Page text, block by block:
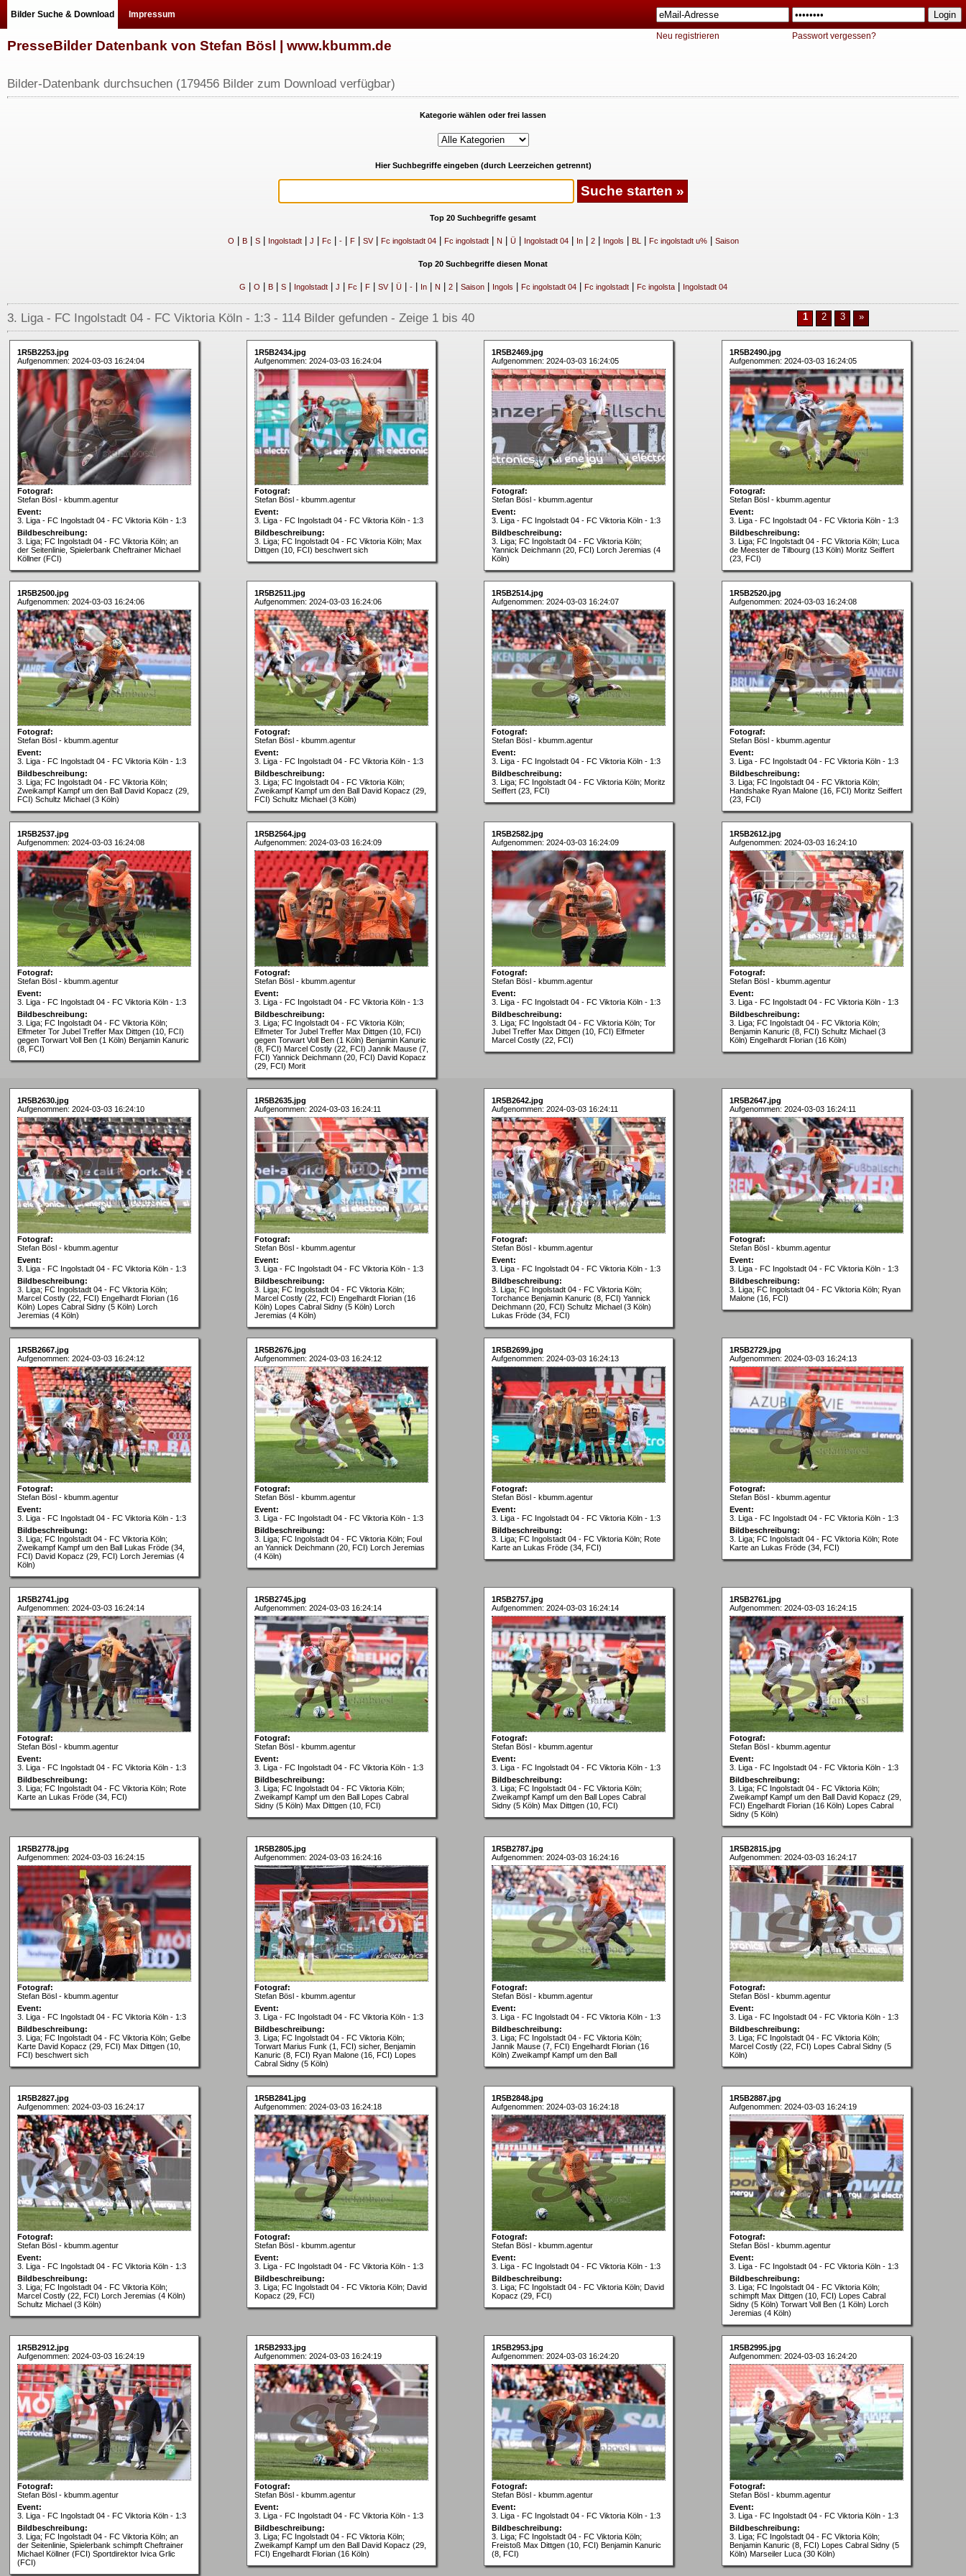
Bilder Suche & Download Impressum
Neu registrieren Passwort vergessen?
PresseBilder Datenbank von Stefan Bösl | www.kbumm.de
Bilder-Datenbank durchsuchen (179456 Bilder zum Download verfügbar)
Kategorie wählen oder frei lassen
Hier Suchbegriffe eingeben (durch Leerzeichen getrennt)
Top 20 Suchbegriffe gesamt
O B| S| Ingolstadt| J Fc -| F| SV| Fc ingolstadt 04| Fc ingolstadt| N Ü Ingolstadt 04| In| 2| Ingols BL | Fc ingolstadt u%| Saison
Top 20 Suchbegriffe diesen Monat
G O B| S| Ingolstadt| J Fc F| SV| Ü| -| In| N 2| Saison| Ingols Fc ingolstadt 04| Fc ingolstadt| Fc ingolsta| Ingolstadt 04
3. Liga - FC Ingolstadt 04 - FC Viktoria Köln - 1:3 - 114 Bilder gefunden - Zeige 1 bis 40 1 2 3 »
1R5B2253.jpg
Aufgenommen: 2024-03-03 16:24:04
Fotograf:
Stefan Bösl - kbumm.agentur
Event:
3. Liga - FC Ingolstadt 04 - FC Viktoria Köln - 1:3
Bildbeschreibung:
3. Liga; FC Ingolstadt 04 - FC Viktoria Köln; an
der Seitenlinie, Spielerbank Cheftrainer Michael
Köllner (FCI)
1R5B2434.jpg
Aufgenommen: 2024-03-03 16:24:04
Fotograf:
Stefan Bösl - kbumm.agentur
Event:
3. Liga - FC Ingolstadt 04 - FC Viktoria Köln - 1:3
Bildbeschreibung:
3. Liga; FC Ingolstadt 04 - FC Viktoria Köln; Max
Dittgen (10, FCI) beschwert sich
1R5B2469.jpg
Aufgenommen: 2024-03-03 16:24:05
Fotograf:
Stefan Bösl - kbumm.agentur
Event:
3. Liga - FC Ingolstadt 04 - FC Viktoria Köln - 1:3
Bildbeschreibung:
3. Liga; FC Ingolstadt 04 - FC Viktoria Köln;
Yannick Deichmann (20, FCI) Lorch Jeremias (4
Köln)
1R5B2490.jpg
Aufgenommen: 2024-03-03 16:24:05
Fotograf:
Stefan Bösl - kbumm.agentur
Event:
3. Liga - FC Ingolstadt 04 - FC Viktoria Köln - 1:3
Bildbeschreibung:
3. Liga; FC Ingolstadt 04 - FC Viktoria Köln; Luca
de Meester de Tilbourg (13 Köln) Moritz Seiffert
(23, FCI)
1R5B2500.jpg
Aufgenommen: 2024-03-03 16:24:06
Fotograf:
Stefan Bösl - kbumm.agentur
Event:
3. Liga - FC Ingolstadt 04 - FC Viktoria Köln - 1:3
Bildbeschreibung:
3. Liga; FC Ingolstadt 04 - FC Viktoria Köln;
Zweikampf Kampf um den Ball David Kopacz (29,
FCI) Schultz Michael (3 Köln)
1R5B2511.jpg
Aufgenommen: 2024-03-03 16:24:06
Fotograf:
Stefan Bösl - kbumm.agentur
Event:
3. Liga - FC Ingolstadt 04 - FC Viktoria Köln - 1:3
Bildbeschreibung:
3. Liga; FC Ingolstadt 04 - FC Viktoria Köln;
Zweikampf Kampf um den Ball David Kopacz (29,
FCI) Schultz Michael (3 Köln)
1R5B2514.jpg
Aufgenommen: 2024-03-03 16:24:07
Fotograf:
Stefan Bösl - kbumm.agentur
Event:
3. Liga - FC Ingolstadt 04 - FC Viktoria Köln - 1:3
Bildbeschreibung:
3. Liga; FC Ingolstadt 04 - FC Viktoria Köln; Moritz
Seiffert (23, FCI)
1R5B2520.jpg
Aufgenommen: 2024-03-03 16:24:08
Fotograf:
Stefan Bösl - kbumm.agentur
Event:
3. Liga - FC Ingolstadt 04 - FC Viktoria Köln - 1:3
Bildbeschreibung:
3. Liga; FC Ingolstadt 04 - FC Viktoria Köln;
Handshake Ryan Malone (16, FCI) Moritz Seiffert
(23, FCI)
1R5B2537.jpg
Aufgenommen: 2024-03-03 16:24:08
Fotograf:
Stefan Bösl - kbumm.agentur
Event:
3. Liga - FC Ingolstadt 04 - FC Viktoria Köln - 1:3
Bildbeschreibung:
3. Liga; FC Ingolstadt 04 - FC Viktoria Köln;
Elfmeter Tor Jubel Treffer Max Dittgen (10, FCI)
gegen Torwart Voll Ben (1 Köln) Benjamin Kanuric
(8, FCI)
1R5B2564.jpg
Aufgenommen: 2024-03-03 16:24:09
Fotograf:
Stefan Bösl - kbumm.agentur
Event:
3. Liga - FC Ingolstadt 04 - FC Viktoria Köln - 1:3
Bildbeschreibung:
3. Liga; FC Ingolstadt 04 - FC Viktoria Köln;
Elfmeter Tor Jubel Treffer Max Dittgen (10, FCI)
gegen Torwart Voll Ben (1 Köln) Benjamin Kanuric
(8, FCI) Marcel Costly (22, FCI) Jannik Mause (7,
FCI) Yannick Deichmann (20, FCI) David Kopacz
(29, FCI) Morit
1R5B2582.jpg
Aufgenommen: 2024-03-03 16:24:09
Fotograf:
Stefan Bösl - kbumm.agentur
Event:
3. Liga - FC Ingolstadt 04 - FC Viktoria Köln - 1:3
Bildbeschreibung:
3. Liga; FC Ingolstadt 04 - FC Viktoria Köln; Tor
Jubel Treffer Max Dittgen (10, FCI) Elfmeter
Marcel Costly (22, FCI)
1R5B2612.jpg
Aufgenommen: 2024-03-03 16:24:10
Fotograf:
Stefan Bösl - kbumm.agentur
Event:
3. Liga - FC Ingolstadt 04 - FC Viktoria Köln - 1:3
Bildbeschreibung:
3. Liga; FC Ingolstadt 04 - FC Viktoria Köln;
Benjamin Kanuric (8, FCI) Schultz Michael (3
Köln) Engelhardt Florian (16 Köln)
1R5B2630.jpg
Aufgenommen: 2024-03-03 16:24:10
Fotograf:
Stefan Bösl - kbumm.agentur
Event:
3. Liga - FC Ingolstadt 04 - FC Viktoria Köln - 1:3
Bildbeschreibung:
3. Liga; FC Ingolstadt 04 - FC Viktoria Köln;
Marcel Costly (22, FCI) Engelhardt Florian (16
Köln) Lopes Cabral Sidny (5 Köln) Lorch
Jeremias (4 Köln)
1R5B2635.jpg
Aufgenommen: 2024-03-03 16:24:11
Fotograf:
Stefan Bösl - kbumm.agentur
Event:
3. Liga - FC Ingolstadt 04 - FC Viktoria Köln - 1:3
Bildbeschreibung:
3. Liga; FC Ingolstadt 04 - FC Viktoria Köln;
Marcel Costly (22, FCI) Engelhardt Florian (16
Köln) Lopes Cabral Sidny (5 Köln) Lorch
Jeremias (4 Köln)
1R5B2642.jpg
Aufgenommen: 2024-03-03 16:24:11
Fotograf:
Stefan Bösl - kbumm.agentur
Event:
3. Liga - FC Ingolstadt 04 - FC Viktoria Köln - 1:3
Bildbeschreibung:
3. Liga; FC Ingolstadt 04 - FC Viktoria Köln;
Torchance Benjamin Kanuric (8, FCI) Yannick
Deichmann (20, FCI) Schultz Michael (3 Köln)
Lukas Fröde (34, FCI)
1R5B2647.jpg
Aufgenommen: 2024-03-03 16:24:11
Fotograf:
Stefan Bösl - kbumm.agentur
Event:
3. Liga - FC Ingolstadt 04 - FC Viktoria Köln - 1:3
Bildbeschreibung:
3. Liga; FC Ingolstadt 04 - FC Viktoria Köln; Ryan
Malone (16, FCI)
1R5B2667.jpg
Aufgenommen: 2024-03-03 16:24:12
Fotograf:
Stefan Bösl - kbumm.agentur
Event:
3. Liga - FC Ingolstadt 04 - FC Viktoria Köln - 1:3
Bildbeschreibung:
3. Liga; FC Ingolstadt 04 - FC Viktoria Köln;
Zweikampf Kampf um den Ball Lukas Fröde (34,
FCI) David Kopacz (29, FCI) Lorch Jeremias (4
Köln)
1R5B2676.jpg
Aufgenommen: 2024-03-03 16:24:12
Fotograf:
Stefan Bösl - kbumm.agentur
Event:
3. Liga - FC Ingolstadt 04 - FC Viktoria Köln - 1:3
Bildbeschreibung:
3. Liga; FC Ingolstadt 04 - FC Viktoria Köln; Foul
an Yannick Deichmann (20, FCI) Lorch Jeremias
(4 Köln)
1R5B2699.jpg
Aufgenommen: 2024-03-03 16:24:13
Fotograf:
Stefan Bösl - kbumm.agentur
Event:
3. Liga - FC Ingolstadt 04 - FC Viktoria Köln - 1:3
Bildbeschreibung:
3. Liga; FC Ingolstadt 04 - FC Viktoria Köln; Rote
Karte an Lukas Fröde (34, FCI)
1R5B2729.jpg
Aufgenommen: 2024-03-03 16:24:13
Fotograf:
Stefan Bösl - kbumm.agentur
Event:
3. Liga - FC Ingolstadt 04 - FC Viktoria Köln - 1:3
Bildbeschreibung:
3. Liga; FC Ingolstadt 04 - FC Viktoria Köln; Rote
Karte an Lukas Fröde (34, FCI)
1R5B2741.jpg
Aufgenommen: 2024-03-03 16:24:14
Fotograf:
Stefan Bösl - kbumm.agentur
Event:
3. Liga - FC Ingolstadt 04 - FC Viktoria Köln - 1:3
Bildbeschreibung:
3. Liga; FC Ingolstadt 04 - FC Viktoria Köln; Rote
Karte an Lukas Fröde (34, FCI)
1R5B2745.jpg
Aufgenommen: 2024-03-03 16:24:14
Fotograf:
Stefan Bösl - kbumm.agentur
Event:
3. Liga - FC Ingolstadt 04 - FC Viktoria Köln - 1:3
Bildbeschreibung:
3. Liga; FC Ingolstadt 04 - FC Viktoria Köln;
Zweikampf Kampf um den Ball Lopes Cabral
Sidny (5 Köln) Max Dittgen (10, FCI)
1R5B2757.jpg
Aufgenommen: 2024-03-03 16:24:14
Fotograf:
Stefan Bösl - kbumm.agentur
Event:
3. Liga - FC Ingolstadt 04 - FC Viktoria Köln - 1:3
Bildbeschreibung:
3. Liga; FC Ingolstadt 04 - FC Viktoria Köln;
Zweikampf Kampf um den Ball Lopes Cabral
Sidny (5 Köln) Max Dittgen (10, FCI)
1R5B2761.jpg
Aufgenommen: 2024-03-03 16:24:15
Fotograf:
Stefan Bösl - kbumm.agentur
Event:
3. Liga - FC Ingolstadt 04 - FC Viktoria Köln - 1:3
Bildbeschreibung:
3. Liga; FC Ingolstadt 04 - FC Viktoria Köln;
Zweikampf Kampf um den Ball David Kopacz (29,
FCI) Engelhardt Florian (16 Köln) Lopes Cabral
Sidny (5 Köln)
1R5B2778.jpg
Aufgenommen: 2024-03-03 16:24:15
Fotograf:
Stefan Bösl - kbumm.agentur
Event:
3. Liga - FC Ingolstadt 04 - FC Viktoria Köln - 1:3
Bildbeschreibung:
3. Liga; FC Ingolstadt 04 - FC Viktoria Köln; Gelbe
Karte David Kopacz (29, FCI) Max Dittgen (10,
FCI) beschwert sich
1R5B2805.jpg
Aufgenommen: 2024-03-03 16:24:16
Fotograf:
Stefan Bösl - kbumm.agentur
Event:
3. Liga - FC Ingolstadt 04 - FC Viktoria Köln - 1:3
Bildbeschreibung:
3. Liga; FC Ingolstadt 04 - FC Viktoria Köln;
Torwart Marius Funk (1, FCI) sicher, Benjamin
Kanuric (8, FCI) Ryan Malone (16, FCI) Lopes
Cabral Sidny (5 Köln)
1R5B2787.jpg
Aufgenommen: 2024-03-03 16:24:16
Fotograf:
Stefan Bösl - kbumm.agentur
Event:
3. Liga - FC Ingolstadt 04 - FC Viktoria Köln - 1:3
Bildbeschreibung:
3. Liga; FC Ingolstadt 04 - FC Viktoria Köln;
Jannik Mause (7, FCI) Engelhardt Florian (16
Köln) Zweikampf Kampf um den Ball
1R5B2815.jpg
Aufgenommen: 2024-03-03 16:24:17
Fotograf:
Stefan Bösl - kbumm.agentur
Event:
3. Liga - FC Ingolstadt 04 - FC Viktoria Köln - 1:3
Bildbeschreibung:
3. Liga; FC Ingolstadt 04 - FC Viktoria Köln;
Marcel Costly (22, FCI) Lopes Cabral Sidny (5
Köln)
1R5B2827.jpg
Aufgenommen: 2024-03-03 16:24:17
Fotograf:
Stefan Bösl - kbumm.agentur
Event:
3. Liga - FC Ingolstadt 04 - FC Viktoria Köln - 1:3
Bildbeschreibung:
3. Liga; FC Ingolstadt 04 - FC Viktoria Köln;
Marcel Costly (22, FCI) Lorch Jeremias (4 Köln)
Schultz Michael (3 Köln)
1R5B2841.jpg
Aufgenommen: 2024-03-03 16:24:18
Fotograf:
Stefan Bösl - kbumm.agentur
Event:
3. Liga - FC Ingolstadt 04 - FC Viktoria Köln - 1:3
Bildbeschreibung:
3. Liga; FC Ingolstadt 04 - FC Viktoria Köln; David
Kopacz (29, FCI)
1R5B2848.jpg
Aufgenommen: 2024-03-03 16:24:18
Fotograf:
Stefan Bösl - kbumm.agentur
Event:
3. Liga - FC Ingolstadt 04 - FC Viktoria Köln - 1:3
Bildbeschreibung:
3. Liga; FC Ingolstadt 04 - FC Viktoria Köln; David
Kopacz (29, FCI)
1R5B2887.jpg
Aufgenommen: 2024-03-03 16:24:19
Fotograf:
Stefan Bösl - kbumm.agentur
Event:
3. Liga - FC Ingolstadt 04 - FC Viktoria Köln - 1:3
Bildbeschreibung:
3. Liga; FC Ingolstadt 04 - FC Viktoria Köln;
schimpft Max Dittgen (10, FCI) Lopes Cabral
Sidny (5 Köln) Torwart Voll Ben (1 Köln) Lorch
Jeremias (4 Köln)
1R5B2912.jpg
Aufgenommen: 2024-03-03 16:24:19
Fotograf:
Stefan Bösl - kbumm.agentur
Event:
3. Liga - FC Ingolstadt 04 - FC Viktoria Köln - 1:3
Bildbeschreibung:
3. Liga; FC Ingolstadt 04 - FC Viktoria Köln; an
der Seitenlinie, Spielerbank schimpft Cheftrainer
Michael Köllner (FCI) Sportdirektor Ivica Grlic
(FCI)
1R5B2933.jpg
Aufgenommen: 2024-03-03 16:24:19
Fotograf:
Stefan Bösl - kbumm.agentur
Event:
3. Liga - FC Ingolstadt 04 - FC Viktoria Köln - 1:3
Bildbeschreibung:
3. Liga; FC Ingolstadt 04 - FC Viktoria Köln;
Zweikampf Kampf um den Ball David Kopacz (29,
FCI) Engelhardt Florian (16 Köln)
1R5B2953.jpg
Aufgenommen: 2024-03-03 16:24:20
Fotograf:
Stefan Bösl - kbumm.agentur
Event:
3. Liga - FC Ingolstadt 04 - FC Viktoria Köln - 1:3
Bildbeschreibung:
3. Liga; FC Ingolstadt 04 - FC Viktoria Köln;
Freistoß Max Dittgen (10, FCI) Benjamin Kanuric
(8, FCI)
1R5B2995.jpg
Aufgenommen: 2024-03-03 16:24:20
Fotograf:
Stefan Bösl - kbumm.agentur
Event:
3. Liga - FC Ingolstadt 04 - FC Viktoria Köln - 1:3
Bildbeschreibung:
3. Liga; FC Ingolstadt 04 - FC Viktoria Köln;
Benjamin Kanuric (8, FCI) Lopes Cabral Sidny (5
Köln) Marseiler Luca (30 Köln)